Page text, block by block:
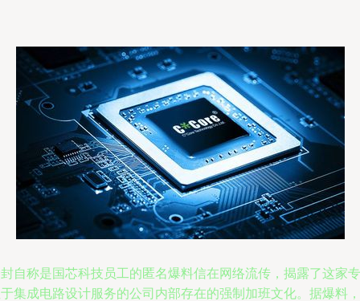
自称是国芯科技员工的匿名爆料信在网络流传，揭露了这家专
集成电路设计服务的公司内部存在的强制加班文化。据爆料，